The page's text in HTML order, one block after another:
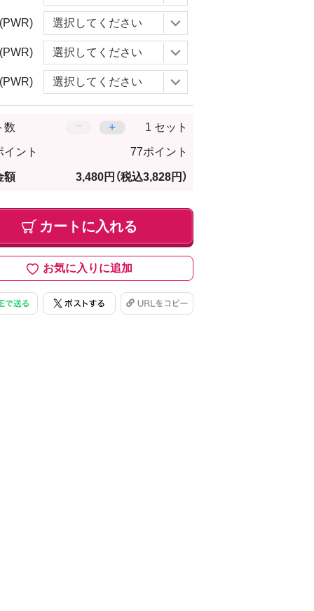
数 − ＋ セット
イント 77ポイント
額 3,480円 （税込3,828円）
カートに入れる
お気に入りに追加